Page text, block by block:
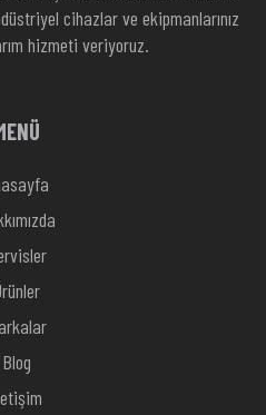
cihazlar ve ekipmanlarınız
hizmeti veriyoruz.
Blog